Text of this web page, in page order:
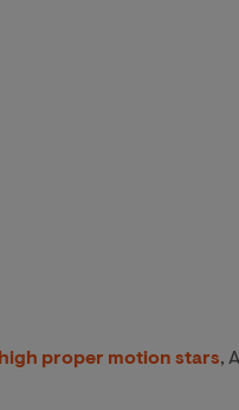
proper motion stars,